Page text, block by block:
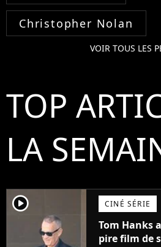
Christopher Nolan
VOIR TOUS LES
TOP
LA
player2 CINÉ SÉRIE
Tom Hanks
pire film de